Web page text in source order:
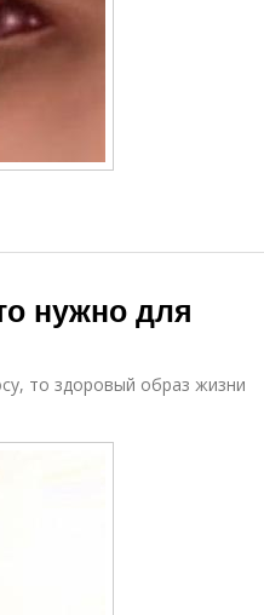
нужно для
то здоровый образ жизни